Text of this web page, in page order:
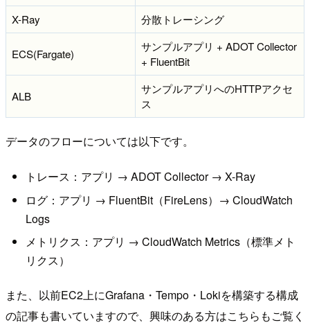
X-Ray
分散トレーシング
ECS(Fargate)
サンプルアプリ + ADOT Collector
+ FluentBit
ALB
サンプルアプリへのHTTPアクセ
ス
データのフローについては以下です。
トレース：アプリ → ADOT Collector → X-Ray
ログ：アプリ → FluentBit（FireLens）→ CloudWatch
Logs
メトリクス：アプリ → CloudWatch Metrics（標準メト
リクス）
また、以前EC2上にGrafana・Tempo・Lokiを構築する構成
の記事も書いていますので、興味のある方はこちらもご覧く